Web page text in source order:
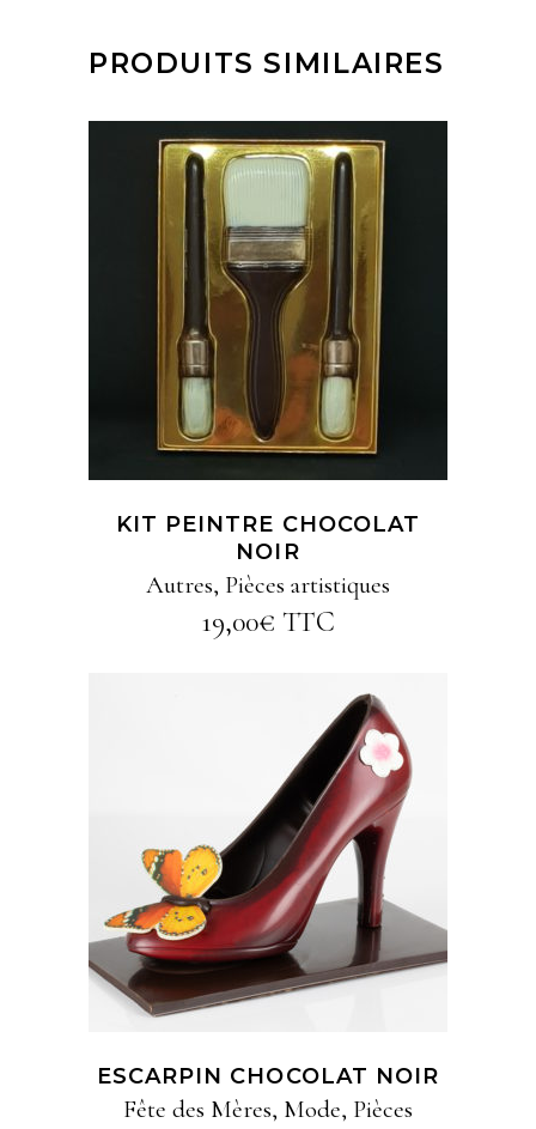
PRODUITS SIMILAIRES
AJOUTER AU PANIER
KIT PEINTRE CHOCOLAT
NOIR
Autres, Pièces artistiques
19,00€ TTC
AJOUTER AU PANIER
ESCARPIN CHOCOLAT NOIR
Fête des Mères, Mode, Pièces